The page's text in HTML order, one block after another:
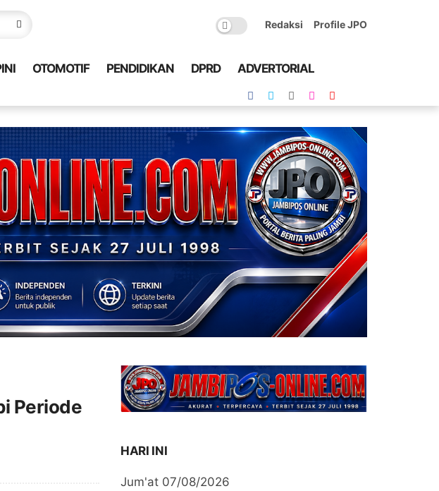
Redaksi Profile JPO
OTOMOTIF PENDIDIKAN DPRD ADVERTORIAL
Periode
HARI INI
Jum'at 07/08/2026